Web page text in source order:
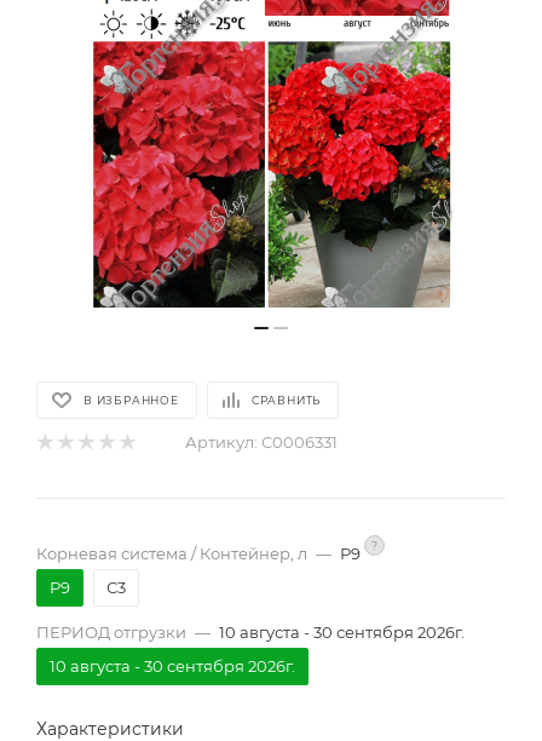
В ИЗБРАННОЕ СРАВНИТЬ
Артикул: С0006331
Корневая система / Контейнер, л — Р9 ?
Р9 С3
ПЕРИОД отгрузки — 10 августа - 30 сентября 2026г.
10 августа - 30 сентября 2026г.
Характеристики